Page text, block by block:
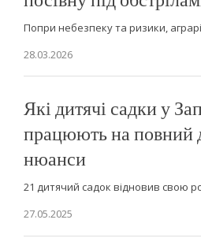
Попри небезпеку та ризики,
28.03.2026
Які дитячі садки у
працюють на повний
нюанси
21 дитячий садок відновив свою
27.05.2025